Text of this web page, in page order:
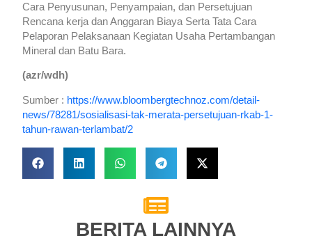
Cara Penyusunan, Penyampaian, dan Persetujuan
Rencana kerja dan Anggaran Biaya Serta Tata Cara
Pelaporan Pelaksanaan Kegiatan Usaha Pertambangan
Mineral dan Batu Bara.
(azr/wdh)
Sumber : https://www.bloombergtechnoz.com/detail-
news/78281/sosialisasi-tak-merata-persetujuan-rkab-1-
tahun-rawan-terlambat/2
BERITA LAINNYA